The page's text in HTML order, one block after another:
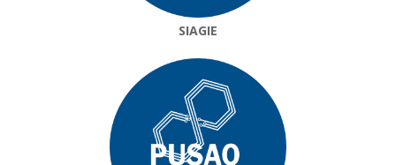
SIAGIE